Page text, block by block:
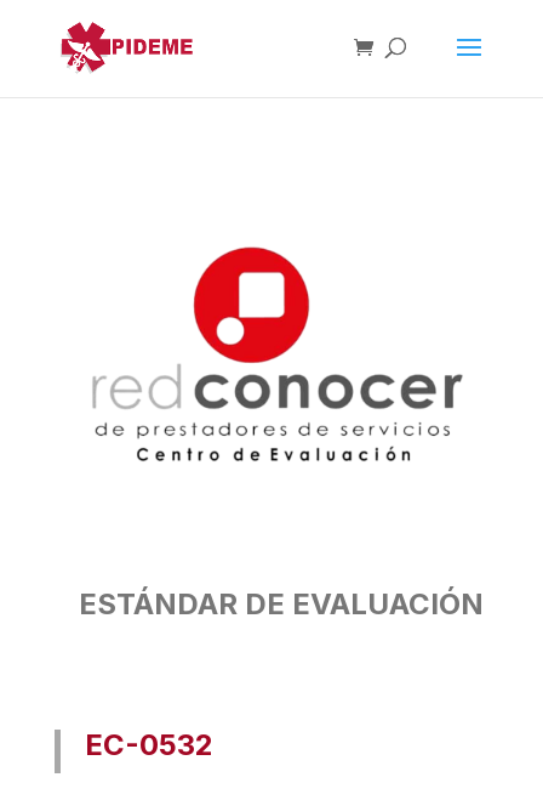
ESTÁNDAR DE EVALUACIÓN
EC-0532